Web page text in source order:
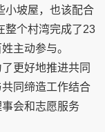
小坡屋，也该配合
整个村湾完成了23
主动参与。
更好地推进共同
同缔造工作结合
会和志愿服务